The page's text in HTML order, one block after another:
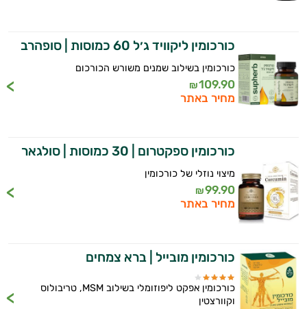
כורכומין ליקוויד ג׳ל 60 כמוסות | סופהרב
כורכומין בשילוב שמנים משורש הכורכום
109.90
₪
מחיר באתר
כורכומין ספקטרום | 30 כמוסות | סולגאר
מיצוי נוזלי של כורכומין
99.90
₪
מחיר באתר
כורכומין מובייל | ברא צמחים
כורכומין אפקט ליפוזומלי בשילוב MSM, טריבולוס
וקוורצטין